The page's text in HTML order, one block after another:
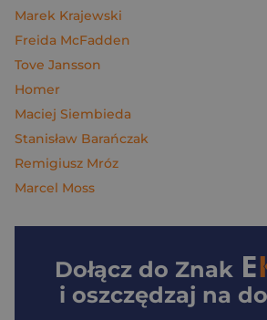
Marek Krajewski
Freida McFadden
Tove Jansson
Homer
Maciej Siembieda
Stanisław Barańczak
Remigiusz Mróz
Marcel Moss
Dołącz do Znak
i oszczędzaj na